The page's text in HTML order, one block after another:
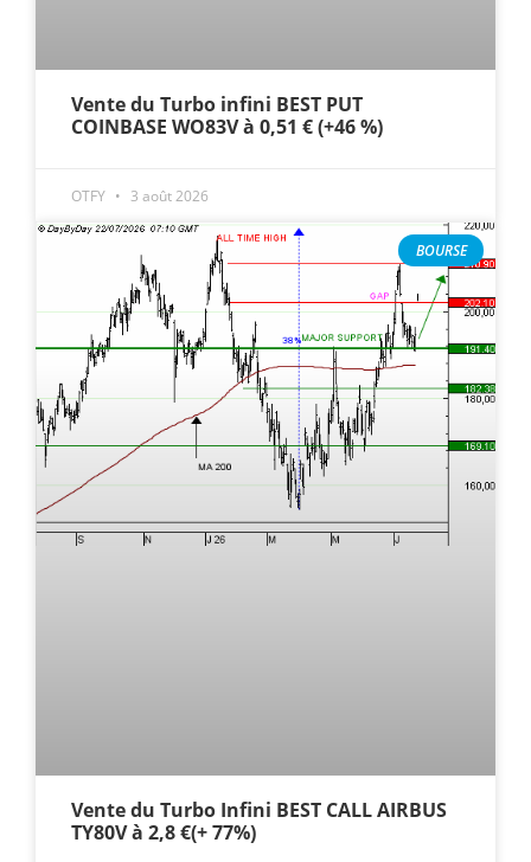
Vente du Turbo infini BEST PUT
COINBASE WO83V à 0,51 € (+46 %)
OTFY 3 août 2026
BOURSE
Vente du Turbo Infini BEST CALL AIRBUS
TY80V à 2,8 €(+ 77%)